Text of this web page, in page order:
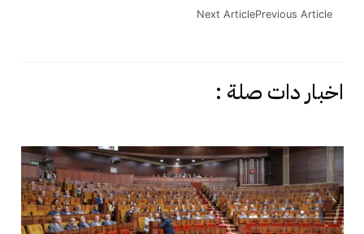
Previous Article
Next Article
اخبار دات صلة :